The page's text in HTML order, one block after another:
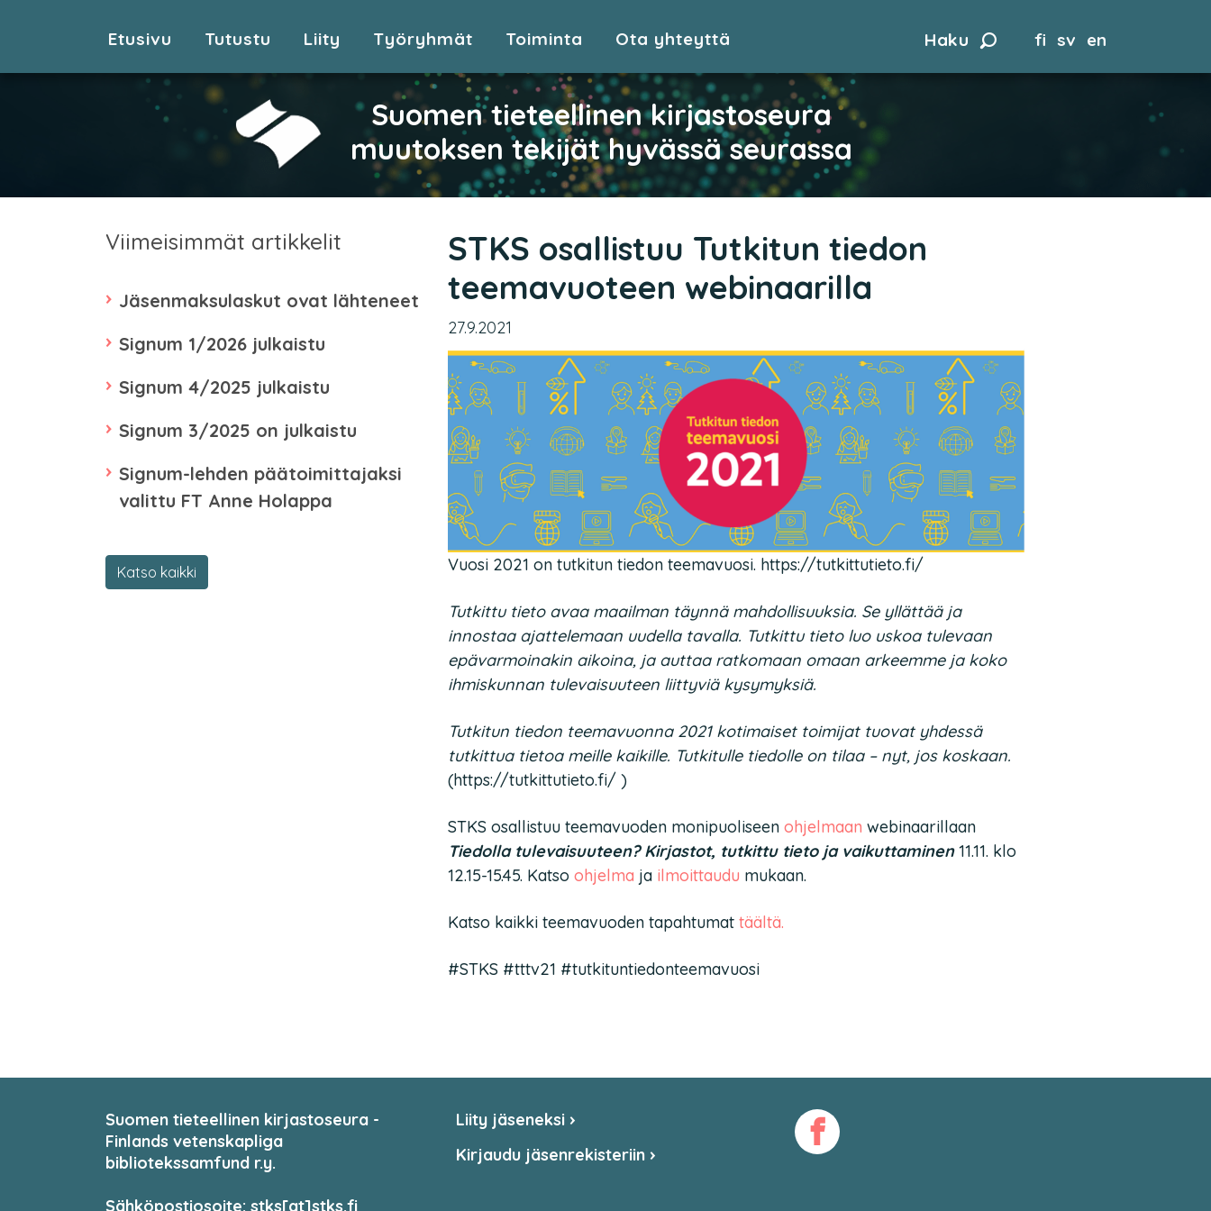
Etusivu Tutustu Liity Työryhmät Toiminta Ota yhteyttä Haku fi sv en
Suomen tieteellinen kirjastoseura
muutoksen tekijät hyvässä seurassa
Viimeisimmät artikkelit
Jäsenmaksulaskut ovat lähteneet
Signum 1/2026 julkaistu
Signum 4/2025 julkaistu
Signum 3/2025 on julkaistu
Signum-lehden päätoimittajaksi
valittu FT Anne Holappa
Katso kaikki
STKS osallistuu Tutkitun tiedon
teemavuoteen webinaarilla
27.9.2021
Vuosi 2021 on tutkitun tiedon teemavuosi. https://tutkittutieto.fi/
Tutkittu tieto avaa maailman täynnä mahdollisuuksia. Se yllättää ja
innostaa ajattelemaan uudella tavalla. Tutkittu tieto luo uskoa tulevaan
epävarmoinakin aikoina, ja auttaa ratkomaan omaan arkeemme ja koko
ihmiskunnan tulevaisuuteen liittyviä kysymyksiä.
Tutkitun tiedon teemavuonna 2021 kotimaiset toimijat tuovat yhdessä
tutkittua tietoa meille kaikille. Tutkitulle tiedolle on tilaa – nyt, jos koskaan.
(https://tutkittutieto.fi/ )
STKS osallistuu teemavuoden monipuoliseen ohjelmaan webinaarillaan
Tiedolla tulevaisuuteen? Kirjastot, tutkittu tieto ja vaikuttaminen11.11. klo
12.15-15.45. Katso ohjelma ja ilmoittaudu mukaan.
Katso kaikki teemavuoden tapahtumat täältä.
#STKS #tttv21 #tutkituntiedonteemavuosi
Suomen tieteellinen kirjastoseura -
Finlands vetenskapliga
bibliotekssamfund r.y.
Sähköpostiosoite: stks[at]stks.fi
Liity jäseneksi
Kirjaudu jäsenrekisteriin